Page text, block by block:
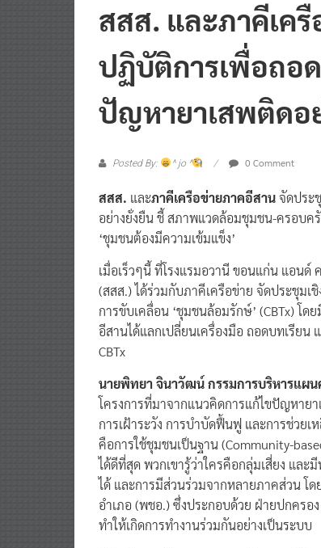
สสส. และภาคีเค
ปฏิบัติการเพื่อถอ
ปัญหายาเสพติดอ
Posted By: ^ jo ^ 0 Comment
สสส. และภาคีเครือข่ายภาคอีสานจัดประ
อย่างยั่งยืน ชี้ สภาพแวดล้อมชุมชน-ครอบ
‘ชุมชนต้องมีความเข้มแข็ง’
เมื่อเร็วๆนี้ ที่โรงแรมอวานี ขอนแก่น แอน
(สสส.) ได้ร่วมกับภาคีเครือข่าย จัดประชุม
การขับเคลื่อน ‘ชุมชนล้อมรักษ์’ (CBTx) โด
อีสานได้แลกเปลี่ยนเครื่องมือ ถอดบทเรียน
CBTx
นายพิทยา จินาวัฒน์ กรรมการบริหารแผ
โครงการที่มาจากแนวคิดการแก้ไขปัญหา
การเฝ้าระวัง การบำบัดฟื้นฟู และการช่วย
คือการใช้ชุมชนเป็นฐาน (Community-
ได้ดีที่สุด พวกเขารู้ว่าใครคือกลุ่มเสี่ยง แล
ได้ และการมีส่วนร่วมจากหลายภาคส่วน
อำเภอ (พชอ.) ซึ่งประกอบด้วย ฝ่ายปกคร
ทำให้เกิดการทำงานร่วมกันอย่างเป็นระบบ